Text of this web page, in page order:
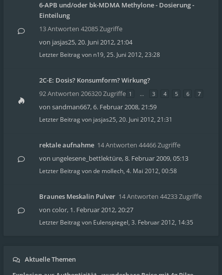
6-APB und/oder bk-MDMA Methylone - Dosierung -
Einteilung
13 Antworten 42085 Zugriffe
von jasjas25,20. Juni 2012, 21:04
Letzter Beitrag von n19, 25. Juni 2012, 23:28
2C-E: Dosis? Konsumform? Wirkung?
92 Antworten 206320 Zugriffe 1 … 3 4 5 6 7
von sandman667,6. Februar 2008, 21:59
Letzter Beitrag von jasjas25, 20. Juni 2012, 21:31
rektale aufnahme 14 Antworten 44466 Zugriffe
von ungelesene_bettlektüre,8. Februar 2009, 05:13
Letzter Beitrag vonde mollech, 4. Mai 2012, 00:58
Braunes Meskalin Pulver 14 Antworten 44233 Zugriffe
von color, 1. Februar 2012, 20:27
Letzter Beitrag von Eulenspiegel, 3. Februar 2012, 14:35
Aktuelle Themen